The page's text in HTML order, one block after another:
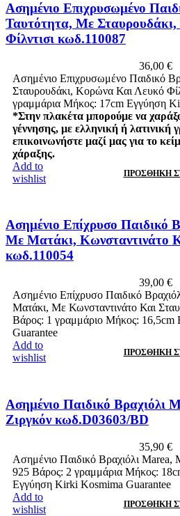
Ασημένιο Επιχρυσωμένο
Ταυτότητα, Με
Φίλντισι κωδ.110087
36,00 €
Ασημένιο Επιχρυσωμένο Παιδικό
Σταυρουδάκι, Κορώνα Και Λευκό
γραμμάρια Μήκος: 17cm Εγγύηση
*Στην πλακέτα μπορούμε να
γέννησης, με ελληνική ή
επικοινωνήστε μαζί μας για το
χάραξης.
Add to
wishlist
ΠΡΟΣΘΉΚΗ
Ασημένιο Επίχρυσο Παιδικό
Με Ματάκι, Κωνσταντινάτο
κωδ.110054
39,00 €
Ασημένιο Επίχρυσο Παιδικό
Ματάκι, Με Κωνσταντινάτο Και
Βάρος: 1 γραμμάριο Μήκος:
Guarantee
Add to
wishlist
ΠΡΟΣΘΉΚΗ
Ασημένιο Παιδικό Βραχιόλι
Ζιργκόν κωδ.D03603/BD
35,90 €
Ασημένιο Παιδικό Βραχιόλι Marea,
925 Βάρος: 2 γραμμάρια Μήκος:
Εγγύηση Kirki Kosmima Guarantee
Add to
wishlist
ΠΡΟΣΘΉΚΗ